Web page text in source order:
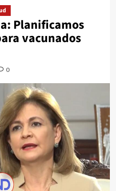
Planificamos
vacunados
0